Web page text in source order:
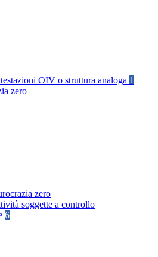
OIV o struttura analoga 1
zero
zero
soggette a controllo
6